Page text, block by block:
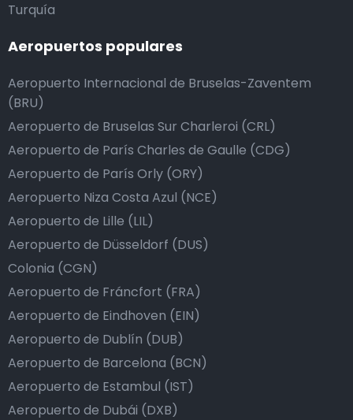
Turquía
Aeropuertos populares
Aeropuerto Internacional de Bruselas-Zaventem
(BRU)
Aeropuerto de Bruselas Sur Charleroi (CRL)
Aeropuerto de París Charles de Gaulle (CDG)
Aeropuerto de París Orly (ORY)
Aeropuerto Niza Costa Azul (NCE)
Aeropuerto de Lille (LIL)
Aeropuerto de Düsseldorf (DUS)
Colonia (CGN)
Aeropuerto de Fráncfort (FRA)
Aeropuerto de Eindhoven (EIN)
Aeropuerto de Dublín (DUB)
Aeropuerto de Barcelona (BCN)
Aeropuerto de Estambul (IST)
Aeropuerto de Dubái (DXB)